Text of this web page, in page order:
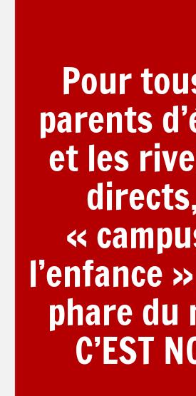
Pour
parents
et les
«
l’enfance
phare du
C’EST